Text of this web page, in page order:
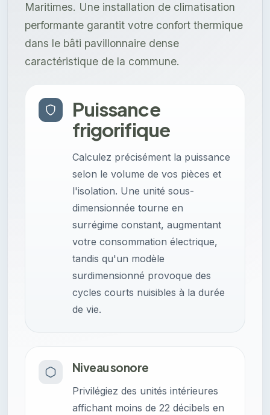
Maritimes. Une installation de climatisation
performante garantit votre confort thermique
dans le bâti pavillonnaire dense
caractéristique de la commune.
Puissance
frigorifique
Calculez précisément la puissance
selon le volume de vos pièces et
l'isolation. Une unité sous-
dimensionnée tourne en
surrégime constant, augmentant
votre consommation électrique,
tandis qu'un modèle
surdimensionné provoque des
cycles courts nuisibles à la durée
de vie.
Niveau sonore
Privilégiez des unités intérieures
affichant moins de 22 décibels en